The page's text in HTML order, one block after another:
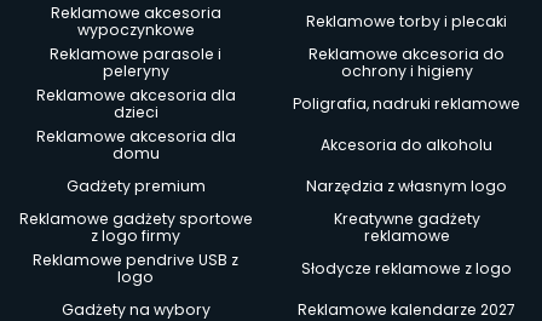
Reklamowe akcesoria
wypoczynkowe
Reklamowe torby i plecaki
Reklamowe parasole i
peleryny
Reklamowe akcesoria do
ochrony i higieny
Reklamowe akcesoria dla
dzieci
Poligrafia, nadruki reklamowe
Reklamowe akcesoria dla
domu
Akcesoria do alkoholu
Gadżety premium
Narzędzia z własnym logo
Reklamowe gadżety sportowe
z logo firmy
Kreatywne gadżety
reklamowe
Reklamowe pendrive USB z
logo
Słodycze reklamowe z logo
Gadżety na wybory
Reklamowe kalendarze 2027